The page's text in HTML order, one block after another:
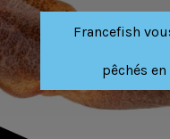
Francefish
pêchés